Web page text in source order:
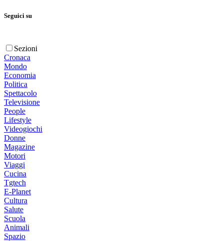
Seguici su
Sezioni
Cronaca
Mondo
Economia
Politica
Spettacolo
Televisione
People
Lifestyle
Videogiochi
Donne
Magazine
Motori
Viaggi
Cucina
Tgtech
E-Planet
Cultura
Salute
Scuola
Animali
Spazio